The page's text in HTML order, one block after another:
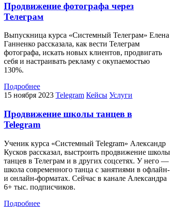
Продвижение фотографа через
Телеграм
Выпускница курса «Системный Телеграм» Елена
Ганненко рассказала, как вести Телеграм
фотографа, искать новых клиентов, продвигать
себя и настраивать рекламу с окупаемостью
130%.
Подробнее
15 ноября 2023 Telegram Кейсы Услуги
Продвижение школы танцев в
Telegram
Ученик курса «‎Системный Telegram» Александр
Кусков рассказал, выстроить продвижение школы
танцев в Телеграм и в других соцсетях. У него —
школа современного танца с занятиями в офлайн-
и онлайн-форматах. Сейчас в канале Александра
6+ тыс. подписчиков.
Подробнее